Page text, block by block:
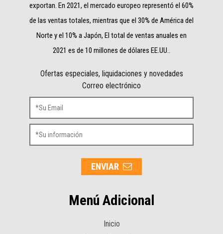
exportan. En 2021, el mercado europeo representó el 60%
de las ventas totales, mientras que el 30% de América del
Norte y el 10% a Japón, El total de ventas anuales en
2021 es de 10 millones de dólares EE.UU..
Ofertas especiales, liquidaciones y novedades
Correo electrónico
ENVIAR
Menú Adicional
Inicio